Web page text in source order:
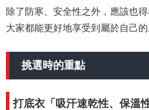
除了防寒、安全性之外，應該也
大家都能更好地享受到屬於自己的
挑選時的重點
打底衣「吸汗速乾性、保溫